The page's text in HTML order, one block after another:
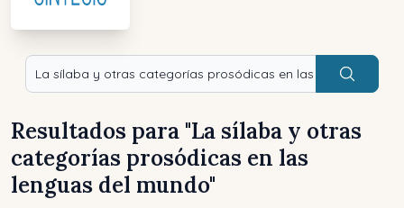
Buscar
Resultados para "La sílaba y otras
categorías prosódicas en las
lenguas del mundo"